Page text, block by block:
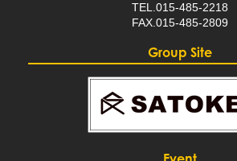
TEL.015-485-2218
FAX.015-485-2809
Group Site